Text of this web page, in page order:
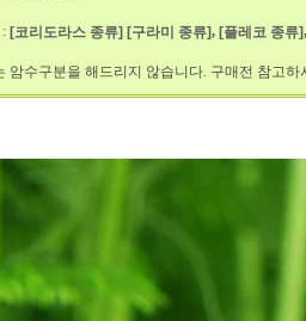
: [코리도라스 종류] [구라미 종류], [플레코 종류],
암수구분을 해드리지 않습니다. 구매전 참고하